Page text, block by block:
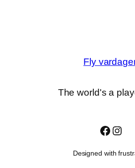
Fly
The world's a
Designed with